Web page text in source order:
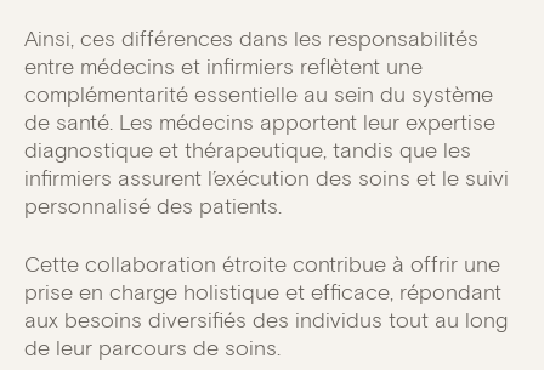
Ainsi, ces différences dans les responsabilités
entre médecins et infirmiers reflètent une
complémentarité essentielle au sein du système
de santé. Les médecins apportent leur expertise
diagnostique et thérapeutique, tandis que les
infirmiers assurent l’exécution des soins et le suivi
personnalisé des patients.
Cette collaboration étroite contribue à offrir une
prise en charge holistique et efficace, répondant
aux besoins diversifiés des individus tout au long
de leur parcours de soins.